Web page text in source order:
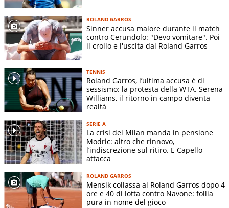
ROLAND GARROS
Sinner accusa malore durante il match
contro Cerundolo: "Devo vomitare". Poi
il crollo e l'uscita dal Roland Garros
TENNIS
Roland Garros, l’ultima accusa è di
sessismo: la protesta della WTA. Serena
Williams, il ritorno in campo diventa
realtà
SERIE A
La crisi del Milan manda in pensione
Modric: altro che rinnovo,
l’indiscrezione sul ritiro. E Capello
attacca
ROLAND GARROS
Mensik collassa al Roland Garros dopo 4
ore e 40 di lotta contro Navone: follia
pura in nome del gioco